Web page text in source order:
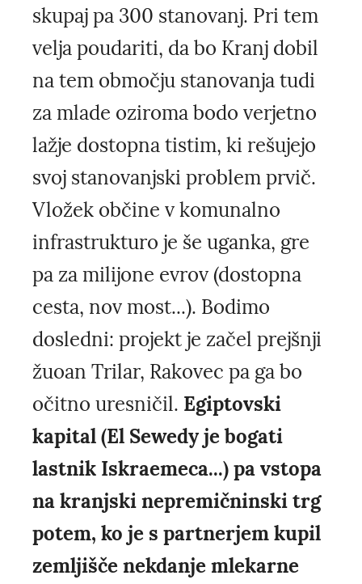
skupaj pa 300 stanovanj. Pri tem
velja poudariti, da bo Kranj dobil
na tem območju stanovanja tudi
za mlade oziroma bodo verjetno
lažje dostopna tistim, ki rešujejo
svoj stanovanjski problem prvič.
Vložek občine v komunalno
infrastrukturo je še uganka, gre
pa za milijone evrov (dostopna
cesta, nov most...). Bodimo
dosledni: projekt je začel prejšnji
žuoan Trilar, Rakovec pa ga bo
očitno uresničil. Egiptovski
kapital (El Sewedy je bogati
lastnik Iskraemeca...) pa vstopa
na kranjski nepremičninski trg
potem, ko je s partnerjem kupil
zemljišče nekdanje mlekarne